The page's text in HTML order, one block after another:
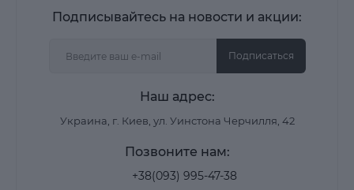
гигиены полости рта
Все средства для гигиены полости рта условно
зубные пасты, порошки, гели;
зубные нитки, зубочистки;
ополаскиватели для рта;
Подписывайтесь на новости и акции:
Подписаться
Наш адрес:
Украина, г. Киев, ул. Уинстона Черчилля, 42
Позвоните нам:
+38(093) 995-47-38